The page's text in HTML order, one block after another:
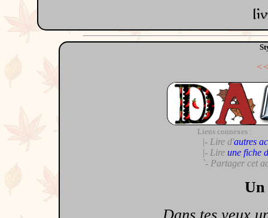
Liens connexes :
|- Lire d'autres
|- Lire une fiche
`- Partager cet
Un